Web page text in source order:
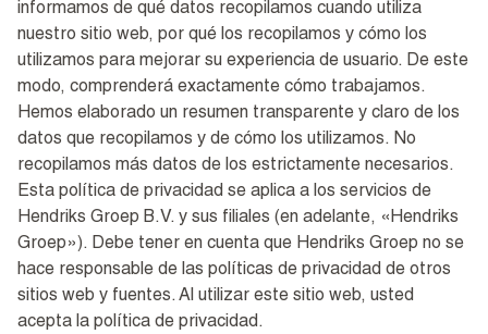
informamos de qué datos recopilamos cuando utiliza
nuestro sitio web, por qué los recopilamos y cómo los
utilizamos para mejorar su experiencia de usuario. De este
modo, comprenderá exactamente cómo trabajamos.
Hemos elaborado un resumen transparente y claro de los
datos que recopilamos y de cómo los utilizamos. No
recopilamos más datos de los estrictamente necesarios.
Esta política de privacidad se aplica a los servicios de
Hendriks Groep B.V. y sus filiales (en adelante, «Hendriks
Groep»). Debe tener en cuenta que Hendriks Groep no se
hace responsable de las políticas de privacidad de otros
sitios web y fuentes. Al utilizar este sitio web, usted
acepta la política de privacidad.